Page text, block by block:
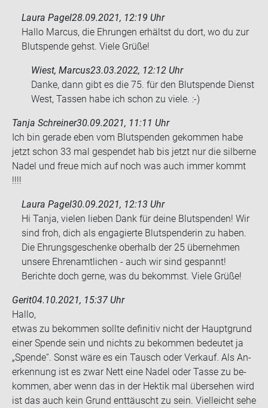
Laura Pagel28.09.2021, 12:19 Uhr
Hallo Marcus, die Ehrungen erhältst du dort, wo du zur
Blutspende gehst. Viele Grüße!
Wiest, Marcus23.03.2022, 12:12 Uhr
Danke, dann gibt es die 75. für den Blut­spen­de Dienst
West, Tas­sen habe ich schon zu viele. :-)
Tanja Schreiner30.09.2021, 11:11 Uhr
Ich bin ge­ra­de eben vom Blut­spen­den ge­kom­men habe
jetzt schon 33 mal ge­spen­det hab bis jetzt nur die sil­ber­ne
Nadel und freue mich auf noch was auch immer kommt
!!!!
Laura Pagel30.09.2021, 12:13 Uhr
Hi Tanja, vielen lieben Dank für deine Blutspenden! Wir
sind froh, dich als engagierte Blutspenderin zu haben.
Die Ehrungsgeschenke oberhalb der 25 übernehmen
unsere Ehrenamtlichen - auch wir sind gespannt!
Berichte doch gerne, was du bekommst. Viele Grüße!
Gerit04.10.2021, 15:37 Uhr
Hallo,
etwas zu be­kom­men soll­te de­fi­ni­tiv nicht der Haupt­grund
einer Spen­de sein und nichts zu be­kom­men be­deu­tet ja
„Spen­de“. Sonst wäre es ein Tausch oder Ver­kauf. Als An­
er­ken­nung ist es zwar Nett eine Nadel oder Tasse zu be­
kom­men, aber wenn das in der Hek­tik mal über­se­hen wird
ist das auch kein Grund ent­täuscht zu sein. Viel­leicht sehe